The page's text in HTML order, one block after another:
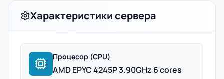
Характеристики сервера
Процесор (CPU)
AMD EPYC 4245P 3.90GHz 6 cores